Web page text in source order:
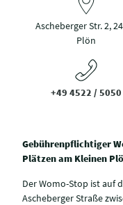
Ascheberger Str. 2,
Plön
+49 4522 / 5050
Gebührenpflichtiger
Plätzen am Kleinen
Der Womo-Stop ist auf
Ascheberger Straße